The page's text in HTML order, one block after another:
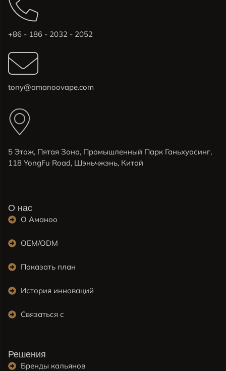
+86 - 186 - 2032 - 2052
tony@amanoovape.com
5 Этаж, Пятая Зона, Промышленный Парк Ганьхуасинг,
118 YongFu Road, Шэньчжэнь, Китай
О нас
О Аманоо
OEM/ODM
Показать план
История инноваций
Связаться с
Решения
Бренды кальянов